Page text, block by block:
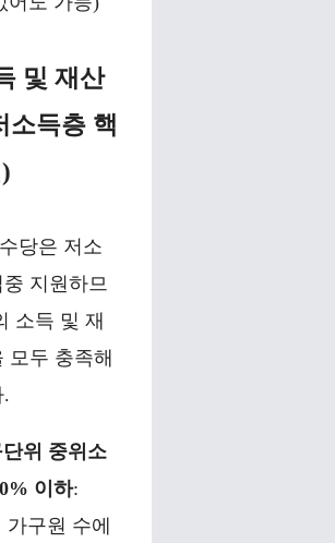
및 재산
소득층 핵
당은 저소
지원하므
소득 및 재
모두 충족해
위 중위소
이하:
가구원 수에